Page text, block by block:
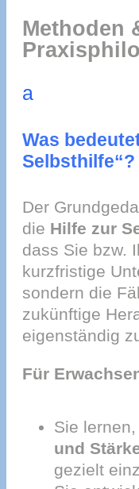
Methoden
a
Was
Selbsthilfe“?
Der
die Hilfe zur
dass Sie bzw.
kurzfristige
sondern die
zukünftige
eigenständig
Für
Sie
und
gezielt